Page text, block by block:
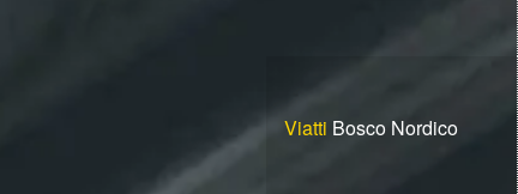
Viatti Bosco Nordico